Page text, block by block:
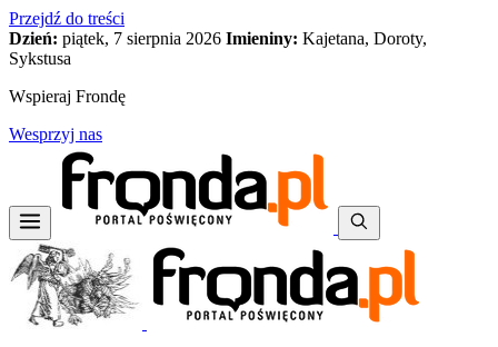
Przejdź do treści
Dzień: piątek, 7 sierpnia 2026 Imieniny: Kajetana, Doroty,
Sykstusa
Wspieraj Frondę
Wesprzyj nas